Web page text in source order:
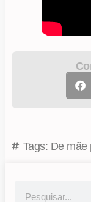
Tags: De mãe